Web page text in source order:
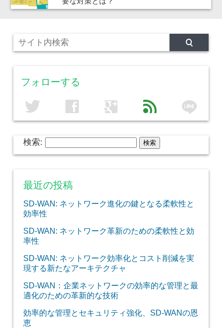
フォローする
twitter facebook google feed line
検索:
最近の投稿
SD-WAN: ネットワーク進化の鍵となる柔軟性と
効率性
SD-WAN: ネットワーク革新のための柔軟性と効
率性
SD-WAN: ネットワーク効率化とコスト削減を実
現する新たなアーキテクチャ
SD-WAN：企業ネットワークの効率的な管理と最
適化のための革新的な技術
効率的な管理とセキュリティ強化、SD-WANの恩
恵